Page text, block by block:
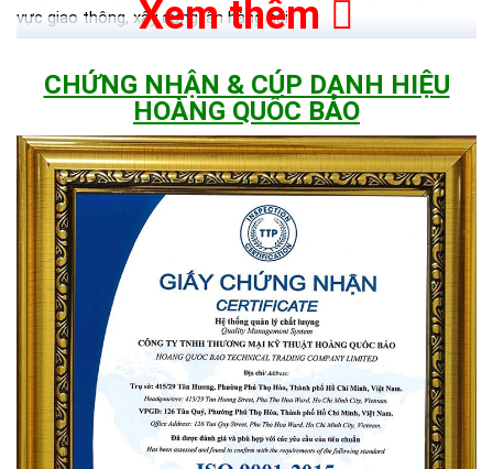
vực giao thông, xây dựng lẫn hàng hải.
Thông số kỹ thuật chi tiết của đèn chớp
năng lượng mặt trời tại Hoàng Quốc Bảo
Để đánh giá đúng chất lượng và phù hợp với nhu cầu sử dụng,
người mua cần nắm rõ các thông số kỹ thuật cốt lõi dưới đây:
Thông số
Chi tiết
Chất liệu vỏ
Nhựa PC + ABS
Tấm pin năng lượng
mặt trời
Silicon đơn tinh thể 5V
Pin lưu trữ 3.7V – 1200mAh
Nguồn sáng 6 chip LED siêu sáng
Tần số nhấp nháy 60 lần/phút
Xem thêm
CHỨNG NHẬN & CÚP DANH HIỆU
HOÀNG QUỐC BẢO